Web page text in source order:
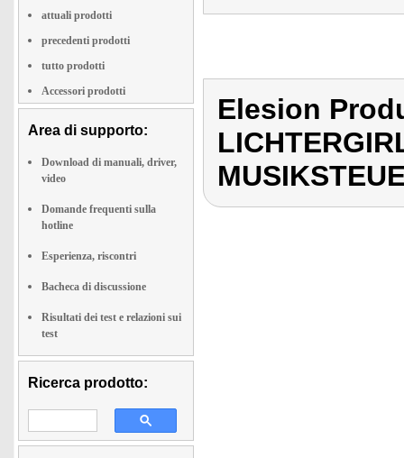
attuali prodotti
precedenti prodotti
tutto prodotti
Accessori prodotti
Area di supporto:
Download di manuali, driver,
video
Domande frequenti sulla
hotline
Esperienza, riscontri
Bacheca di discussione
Risultati dei test e relazioni sui
test
Ricerca prodotto:
Elesion